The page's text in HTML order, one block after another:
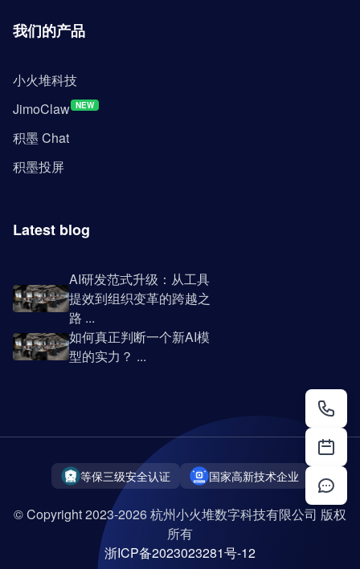
我们的产品
小火堆科技
JimoClaw NEW
积墨 Chat
积墨投屏
Latest blog
AI研发范式升级：从工具
提效到组织变革的跨越之
路 ...
如何真正判断一个新AI模
型的实力？ ...
等保三级安全认证 国家高新技术企业
© Copyright 2023-2026 杭州小火堆数字科技有限公司 版权
所有
浙ICP备2023023281号-12